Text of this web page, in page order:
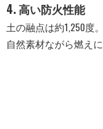
4. 高い防火性能
土の融点は約1,250度。
自然素材ながら燃え